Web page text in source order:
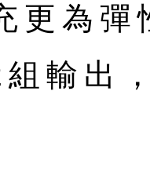
更為
輸出